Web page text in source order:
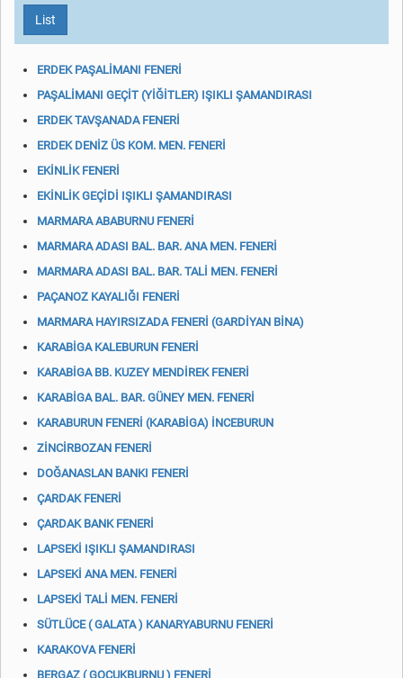
List
ERDEK PAŞALİMANI FENERİ
PAŞALİMANI GEÇİT (YİĞİTLER) IŞIKLI ŞAMANDIRASI
ERDEK TAVŞANADA FENERİ
ERDEK DENİZ ÜS KOM. MEN. FENERİ
EKİNLİK FENERİ
EKİNLİK GEÇİDİ IŞIKLI ŞAMANDIRASI
MARMARA ABABURNU FENERİ
MARMARA ADASI BAL. BAR. ANA MEN. FENERİ
MARMARA ADASI BAL. BAR. TALİ MEN. FENERİ
PAÇANOZ KAYALIĞI FENERİ
MARMARA HAYIRSIZADA FENERİ (GARDİYAN BİNA)
KARABİGA KALEBURUN FENERİ
KARABİGA BB. KUZEY MENDİREK FENERİ
KARABİGA BAL. BAR. GÜNEY MEN. FENERİ
KARABURUN FENERİ (KARABİGA) İNCEBURUN
ZİNCİRBOZAN FENERİ
DOĞANASLAN BANKI FENERİ
ÇARDAK FENERİ
ÇARDAK BANK FENERİ
LAPSEKİ IŞIKLI ŞAMANDIRASI
LAPSEKİ ANA MEN. FENERİ
LAPSEKİ TALİ MEN. FENERİ
SÜTLÜCE ( GALATA ) KANARYABURNU FENERİ
KARAKOVA FENERİ
BERGAZ ( GOCUKBURNU ) FENERİ